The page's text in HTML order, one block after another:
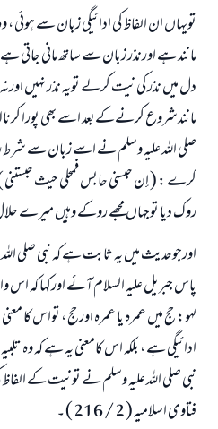
تویہاں ان الفاظ کی ادائيگي زبان سے ہوئي ،
مانند ہے اورنذر زبان سے ساتھ مانی جاتی
دل میں نذر کی نیت کرلے تویہ نذر نہيں
مانندشروع کرنےکےبعد اسے بھی پورا
صلی اللہ علیہ وسلم نے اسے زبان سے شرط
کرے : ( إن حبسني حابس فمحلي حيث
روک دیا توجہاں مجھے روکے وہیں میرے
اورجوحدیث میں یہ ثابت ہے کہ نبی صلی
پاس جبریل علیہ السلام آئے اورکہا کہ اس
کہو: حج میں عمرہ یا عمرہ اورحج ، تواس کا
ادائيگي ہے ، بلکہ اس کامعنی یہ ہے کہ وہ
نبی صلی اللہ علیہ وسلم نے تونیت کے الفاظ
فتاوی اسلامیہ ( 2 / 216 ) ۔